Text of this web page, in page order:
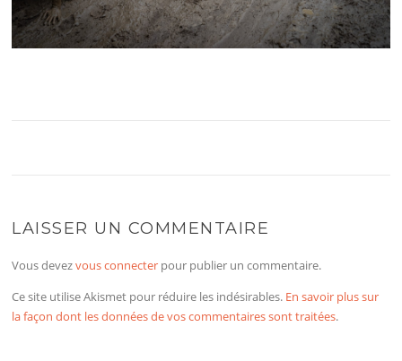
LAISSER UN COMMENTAIRE
Vous devezvous connecter pour publier un commentaire.
Ce site utilise Akismet pour réduire les indésirables. En savoir plus sur
la façon dont les données de vos commentaires sont traitées.